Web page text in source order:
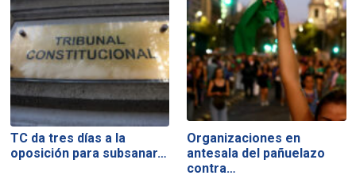
TC da tres días a la
oposición para subsanar…
Organizaciones en
antesala del pañuelazo
contra…